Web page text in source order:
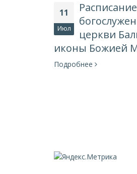
11
Июл
Расписание
церкви
иконы Божией
Подробнее